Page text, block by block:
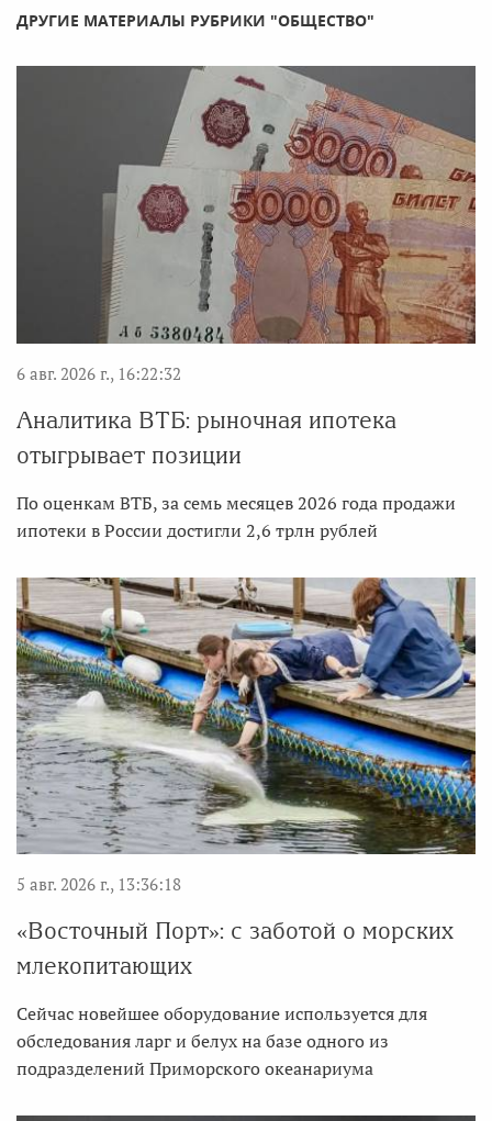
ДРУГИЕ МАТЕРИАЛЫ РУБРИКИ "ОБЩЕСТВО"
6 авг. 2026 г., 16:22:32
Аналитика ВТБ: рыночная ипотека
отыгрывает позиции
По оценкам ВТБ, за семь месяцев 2026 года продажи
ипотеки в России достигли 2,6 трлн рублей
5 авг. 2026 г., 13:36:18
«Восточный Порт»: с заботой о морских
млекопитающих
Сейчас новейшее оборудование используется для
обследования ларг и белух на базе одного из
подразделений Приморского океанариума